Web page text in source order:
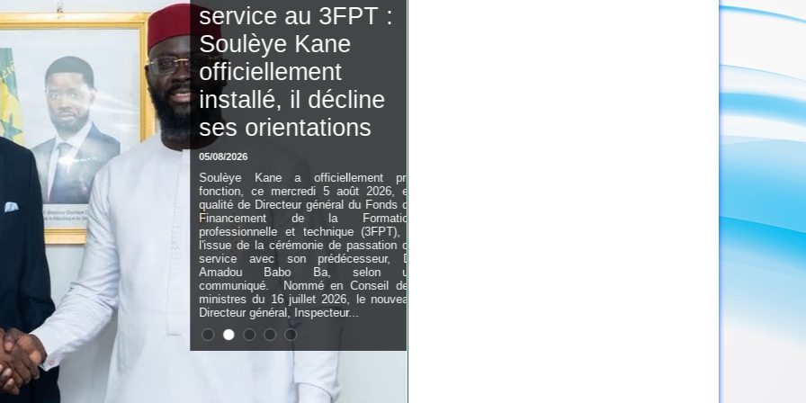
service au 3FPT :
Soulèye Kane
officiellement
installé, il décline
ses orientations
05/08/2026
Soulèye Kane a officiellement pris
fonction, ce mercredi 5 août 2026, en
qualité de Directeur général du Fonds de
Financement de la Formation
professionnelle et technique (3FPT), à
l'issue de la cérémonie de passation de
service avec son prédécesseur, Dr
Amadou Babo Ba, selon un
communiqué. Nommé en Conseil des
ministres du 16 juillet 2026, le nouveau
Directeur général, Inspecteur...